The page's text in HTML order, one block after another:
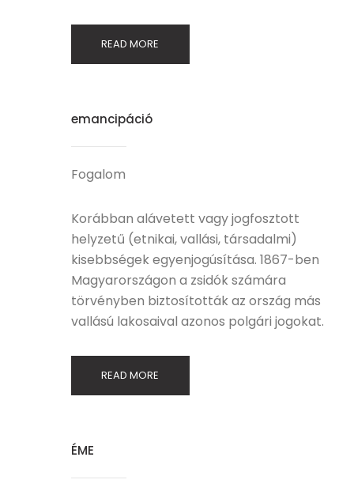
READ MORE
emancipáció
Fogalom
Korábban alávetett vagy jogfosztott
helyzetű (etnikai, vallási, társadalmi)
kisebbségek egyenjogúsítása. 1867-ben
Magyarországon a zsidók számára
törvényben biztosították az ország más
vallású lakosaival azonos polgári jogokat.
READ MORE
ÉME